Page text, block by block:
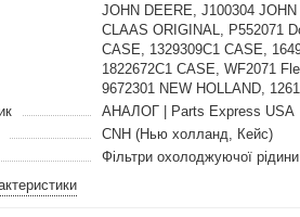
JOHN DEERE, J100304
CLAAS ORIGINAL, P552071
CASE, 1329309C1 CASE,
1822672C1 CASE, WF2071
9672301 NEW HOLLAND,
АНАЛОГ | Parts Express USA
CNH (Нью холланд, Кейс)
Фільтри охолоджуючої рідини